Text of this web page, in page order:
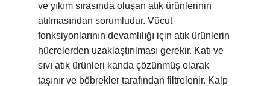
ve yıkım sırasında oluşan atık ürünlerinin
atılmasından sorumludur. Vücut
fonksiyonlarının devamlılığı için atık ürünlerin
hücrelerden uzaklaştırılması gerekir. Katı ve
sıvı atık ürünleri kanda çözünmüş olarak
taşınır ve böbrekler tarafından filtrelenir. Kalp